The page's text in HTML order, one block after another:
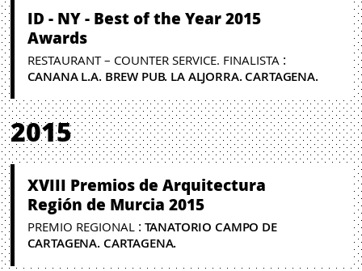
ID - NY - Best of the Year 2015
Awards
RESTAURANT – COUNTER SERVICE. FINALISTA:
CANANA L.A. BREW PUB. LA ALJORRA. CARTAGENA.
2015
XVIII Premios de Arquitectura
Región de Murcia 2015
PREMIO REGIONAL: TANATORIO CAMPO DE
CARTAGENA. CARTAGENA.